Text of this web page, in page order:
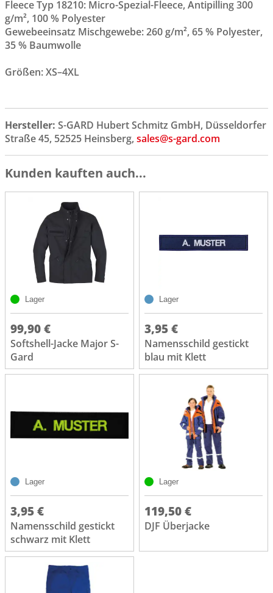
Fleece Typ 18210: Micro-Spezial-Fleece, Antipilling 300
g/m², 100 % Polyester
Gewebeeinsatz Mischgewebe: 260 g/m², 65 % Polyester,
35 % Baumwolle
Größen: XS–4XL
Hersteller: S-GARD Hubert Schmitz GmbH, Düsseldorfer
Straße 45, 52525 Heinsberg,sales@s-gard.com
Kunden kauften auch...
Lager
99,90 €
Softshell-Jacke Major S-
Gard
Lager
3,95 €
Namensschild gestickt
blau mit Klett
Lager
3,95 €
Namensschild gestickt
schwarz mit Klett
Lager
119,50 €
DJF Überjacke